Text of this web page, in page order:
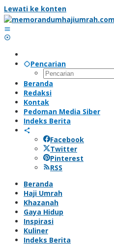
Lewati ke konten
Pencarian
Beranda
Redaksi
Kontak
Pedoman Media Siber
Indeks Berita
Facebook
Twitter
Pinterest
RSS
Beranda
Haji Umrah
Khazanah
Gaya Hidup
Inspirasi
Kuliner
Indeks Berita